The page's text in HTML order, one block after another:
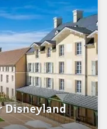
Disneyland